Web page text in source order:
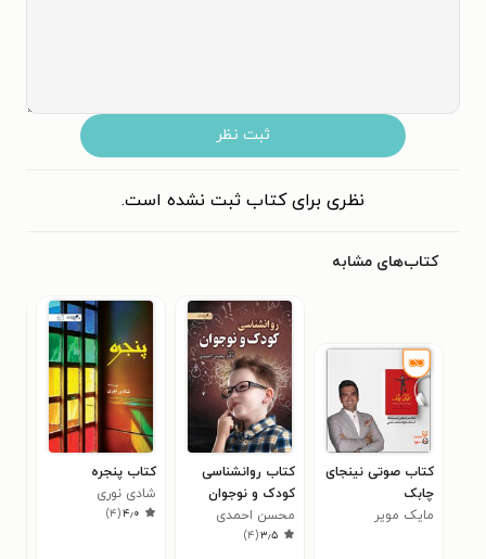
ثبت نظر
نظری برای کتاب ثبت نشده است.
کتاب‌های مشابه
کتاب صوتی نینجای
چابک
مایک مویر
کتاب روانشناسی
کودک و نوجوان
محسن احمدی
۳٫۵(۴)
کتاب پنجره
شادی نوری
۴٫۰(۴)